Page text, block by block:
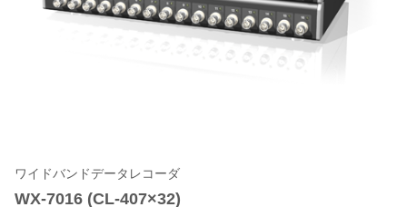
ワイドバンドデータレコーダ
WX-7016 (CL-407×32)